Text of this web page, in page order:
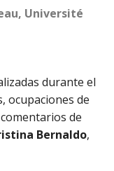
Université
durante el
ocupaciones de
de
Bernaldo,